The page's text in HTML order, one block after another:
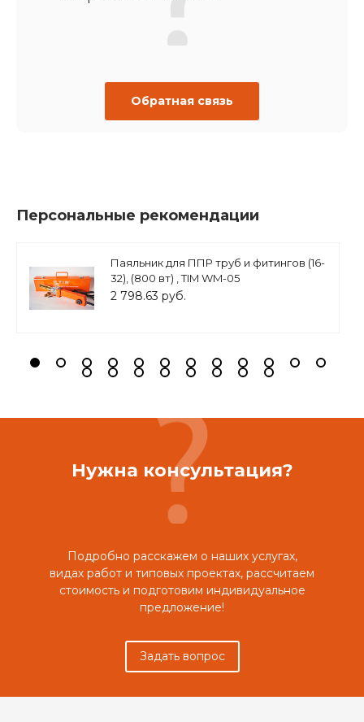
Обратная связь
Персональные рекомендации
Паяльник для ППР труб и фитингов (16-
32), (800 вт) , TIM WM-05
2 798.63 руб.
Нужна консультация?
Подробно расскажем о наших услугах,
видах работ и типовых проектах, рассчитаем
стоимость и подготовим индивидуальное
предложение!
Задать вопрос